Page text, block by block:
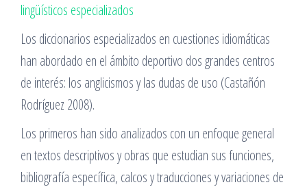
lingüísticos especializados
Los diccionarios especializados en cuestiones idiomáticas
han abordado en el ámbito deportivo dos grandes centros
de interés: los anglicismos y las dudas de uso (Castañón
Rodríguez 2008).
Los primeros han sido analizados con un enfoque general
en textos descriptivos y obras que estudian sus funciones,
bibliografía específica, calcos y traducciones y variaciones de